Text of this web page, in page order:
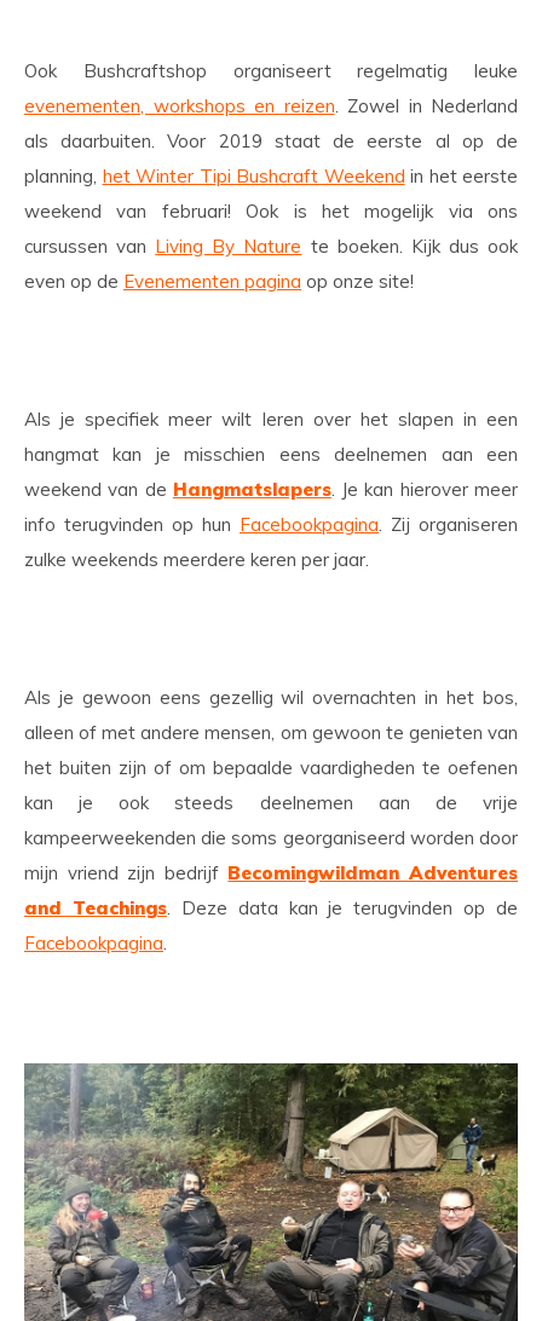
Ook Bushcraftshop organiseert regelmatig leuke
evenementen, workshops en reizen . Zowel in Nederland
als daarbuiten. Voor 2019 staat de eerste al op de
planning, het Winter Tipi Bushcraft Weekend in het eerste
weekend van februari! Ook is het mogelijk via ons
cursussen van Living By Nature te boeken. Kijk dus ook
even op de Evenementen pagina op onze site!
Als je specifiek meer wilt leren over het slapen in een
hangmat kan je misschien eens deelnemen aan een
weekend van de Hangmatslapers. Je kan hierover meer
info terugvinden op hun Facebookpagina . Zij organiseren
zulke weekends meerdere keren per jaar.
Als je gewoon eens gezellig wil overnachten in het bos,
alleen of met andere mensen, om gewoon te genieten van
het buiten zijn of om bepaalde vaardigheden te oefenen
kan je ook steeds deelnemen aan de vrije
kampeerweekenden die soms georganiseerd worden door
mijn vriend zijn bedrijf Becomingwildman Adventures
and Teachings. Deze data kan je terugvinden op de
Facebookpagina